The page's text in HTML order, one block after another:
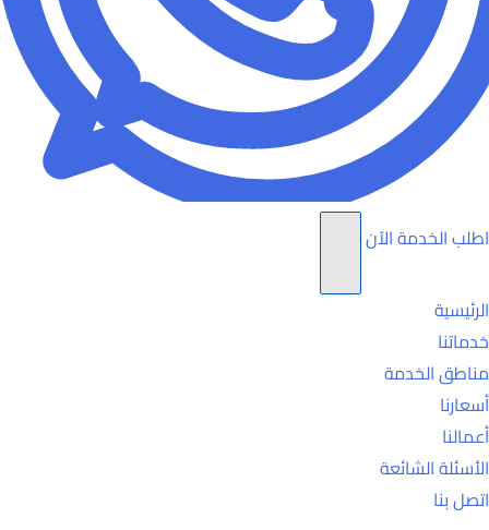
اطلب الخدمة الآن
الرئيسية
خدماتنا
مناطق الخدمة
أسعارنا
أعمالنا
الأسئلة الشائعة
اتصل بنا